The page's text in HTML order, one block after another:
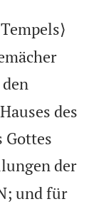
des
Gottes
der
und für